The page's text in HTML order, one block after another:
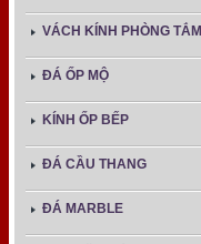
VÁCH KÍNH PHÒNG TẮM
ĐÁ ỐP MỘ
KÍNH ỐP BẾP
ĐÁ CẦU THANG
ĐÁ MARBLE